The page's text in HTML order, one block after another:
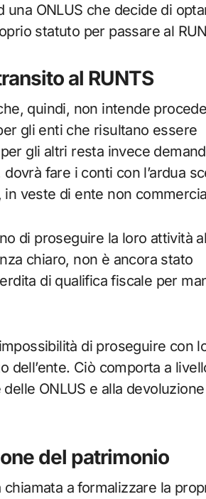
ONLUS che decide di
statuto per passare al
al RUNTS
quindi, non intende
gli enti che risultano essere
gli altri resta invece
fare i conti con l’ardua
in veste di ente non
di proseguire la loro attività
chiaro, non è ancora stato
di qualifica fiscale per
di proseguire con
dell’ente. Ciò comporta a
ONLUS e alla devoluzione
del patrimonio
a formalizzare la